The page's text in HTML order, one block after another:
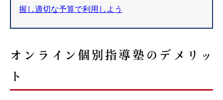
握し適切な予算で利用しよう
オンライン個別指導塾のデメリッ
ト